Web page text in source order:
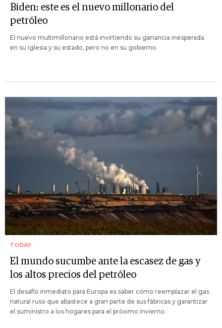
Biden: este es el nuevo millonario del
petróleo
El nuevo multimillonario está invirtiendo su ganancia inesperada
en su iglesia y su estado, pero no en su gobierno.
TODAY
El mundo sucumbe ante la escasez de gas y
los altos precios del petróleo
El desafío inmediato para Europa es saber cómo reemplazar el gas
natural ruso que abastece a gran parte de sus fábricas y garantizar
el suministro a los hogares para el próximo invierno.